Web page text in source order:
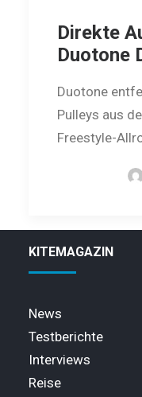
Direkte
Duotone
Duotone
Pulleys aus
Freestyle-
KITEMAGAZIN
News
Testberichte
Interviews
Reise